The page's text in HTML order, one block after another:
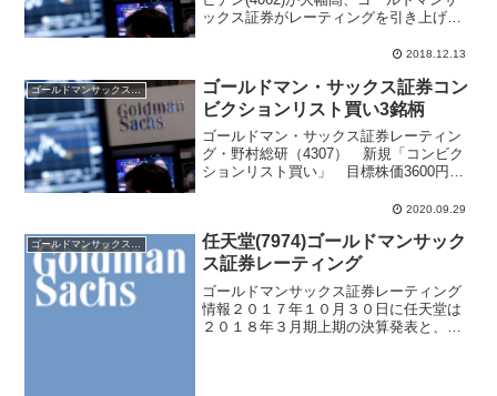
ックス証券がレーティングを引き上げた
となった。前日比102円高の1657円で寄
ジ...
2018.12.13
ゴールドマンサックス証券
ゴールドマン・サックス証券コン
ビクションリスト買い3銘柄
ゴールドマン・サックス証券レーティン
グ・野村総研（4307） 新規「コンビク
ションリスト買い」 目標株価3600円・
リスト買い」 目標株価17300円・日本ユ
リ...
2020.09.29
ゴールドマンサックス証券
任天堂(7974)ゴールドマンサック
ス証券レーティング
ゴールドマンサックス証券レーティング
情報２０１７年１０月３０日に任天堂は
２０１８年３月期上期の決算発表と、通